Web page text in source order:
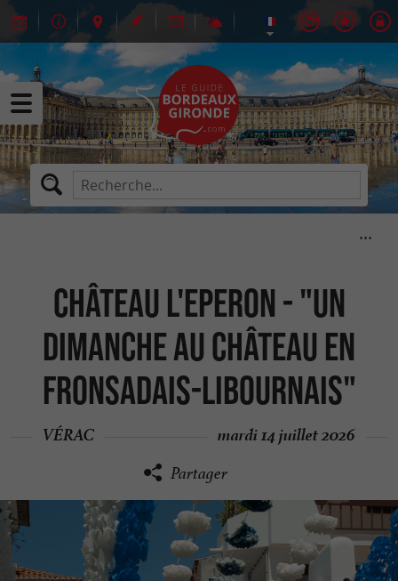
Château L'Eperon - "Un
dimanche au Château en
Fronsadais-Libournais"
VÉRAC mardi 14 juillet 2026
Partager